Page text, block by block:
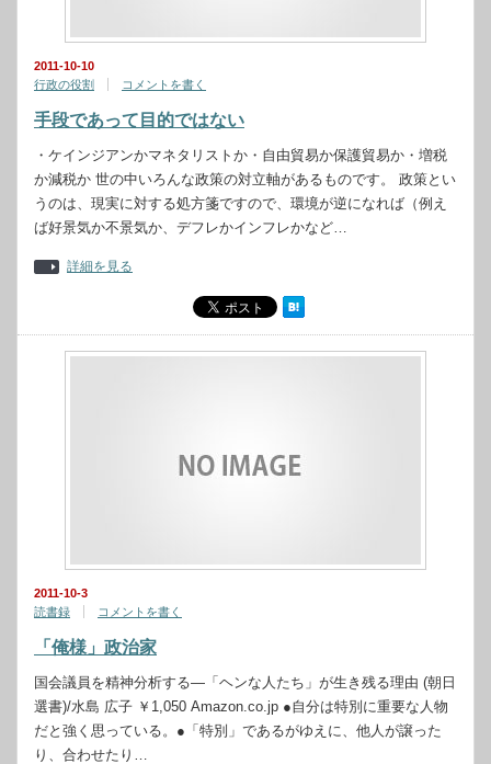
2011-10-10
行政の役割
コメントを書く
手段であって目的ではない
・ケインジアンかマネタリストか・自由貿易か保護貿易か・増税
か減税か 世の中いろんな政策の対立軸があるものです。 政策とい
うのは、現実に対する処方箋ですので、環境が逆になれば（例え
ば好景気か不景気か、デフレかインフレかなど…
詳細を見る
2011-10-3
読書録
コメントを書く
「俺様」政治家
国会議員を精神分析する―「ヘンな人たち」が生き残る理由 (朝日
選書)/水島 広子 ￥1,050 Amazon.co.jp ●自分は特別に重要な人物
だと強く思っている。●「特別」であるがゆえに、他人が譲った
り、合わせたり…